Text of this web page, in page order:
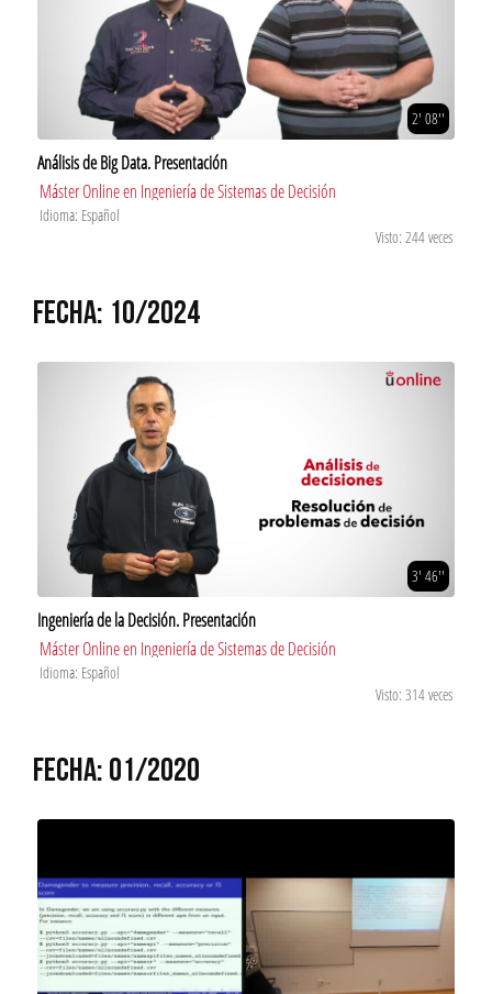
2' 08''
Análisis de Big Data. Presentación
Máster Online en Ingeniería de Sistemas de Decisión
Idioma: Español
Visto: 244 veces
FECHA: 10/2024
3' 46''
Ingeniería de la Decisión. Presentación
Máster Online en Ingeniería de Sistemas de Decisión
Idioma: Español
Visto: 314 veces
FECHA: 01/2020